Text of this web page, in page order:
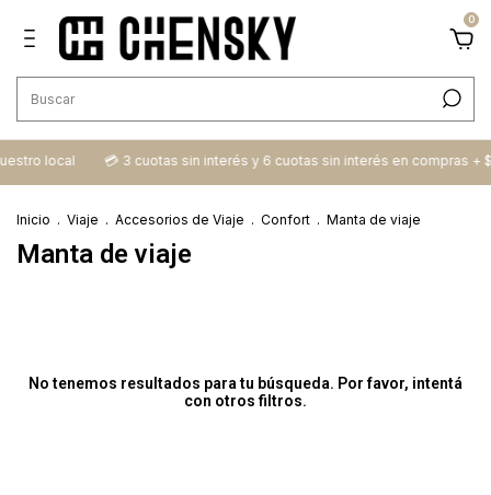
0
local 💳​ 3 cuotas sin interés y 6 cuotas sin interés en compras +
Inicio . Viaje . Accesorios de Viaje . Confort . Manta de viaje
Manta de viaje
No tenemos resultados para tu búsqueda. Por favor, intentá
con otros filtros.